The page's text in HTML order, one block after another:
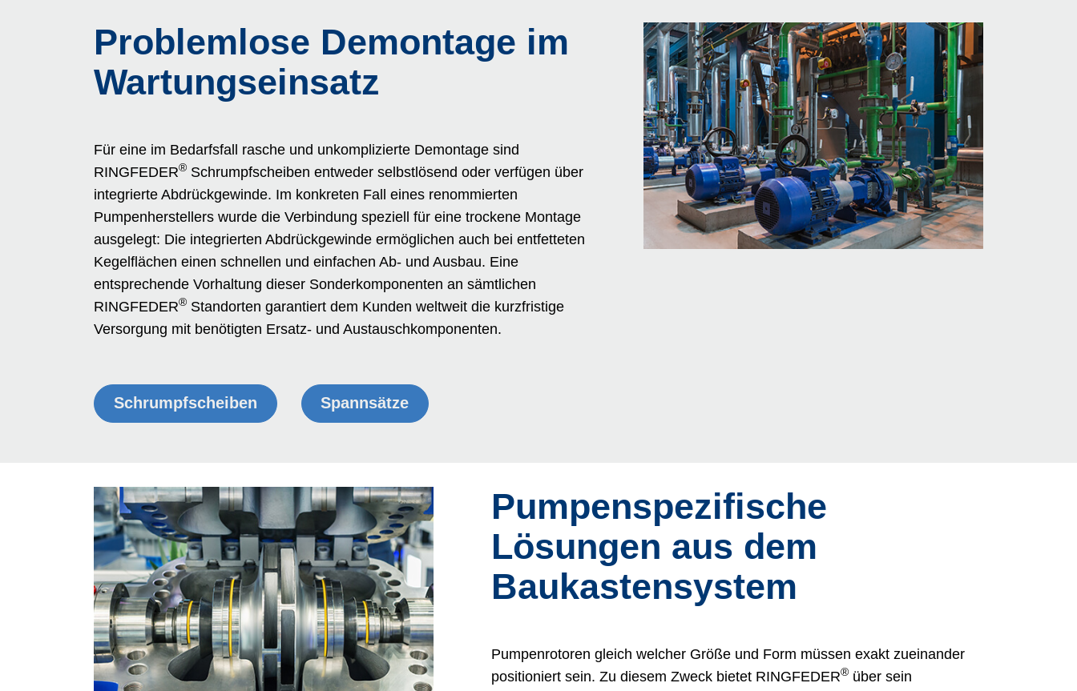
Problemlose Demontage im
Wartungseinsatz
Für eine im Bedarfsfall rasche und unkomplizierte Demontage sind
RINGFEDER® Schrumpf­scheiben entweder selbstlösend oder verfügen über
integrierte Abdrückgewinde. Im konkreten Fall eines renommierten
Pumpenherstellers wurde die Verbindung speziell für eine trockene Montage
ausgelegt: Die integrierten Abdrückgewinde ermöglichen auch bei entfetteten
Kegelflächen einen schnellen und einfachen Ab- und Ausbau. Eine
entsprechende Vorhaltung dieser Sonderkomponenten an sämtlichen
RINGFEDER® Standorten garantiert dem Kunden weltweit die kurzfristige
Versorgung mit benötigten Ersatz- und Austauschkomponenten.
Schrumpf­scheiben Spannsätze
Pumpen­spezifische
Lösungen aus dem
Baukastensystem
Pumpenrotoren gleich welcher Größe und Form müssen exakt zueinander
positioniert sein. Zu diesem Zweck bietet RINGFEDER® über sein